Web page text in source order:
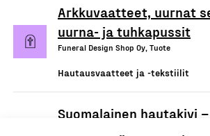
Arkkuvaatteet, uurnat
uurna- ja tuhkapussit
Funeral Design Shop Oy, Tuote
Hautausvaatteet ja -tekstiilit
Suomalainen hautakivi –
Hautakivikaiverrus ja